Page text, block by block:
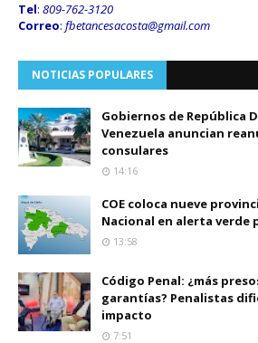
Tel: 809-762-3120
Correo: fbetancesacosta@gmail.com
NOTICIAS POPULARES
Gobiernos de República
Venezuela anuncian
consulares
14:16
COE coloca nueve
Nacional en alerta verde
13:58
Código Penal: ¿más
garantías? Penalistas
impacto
7:51